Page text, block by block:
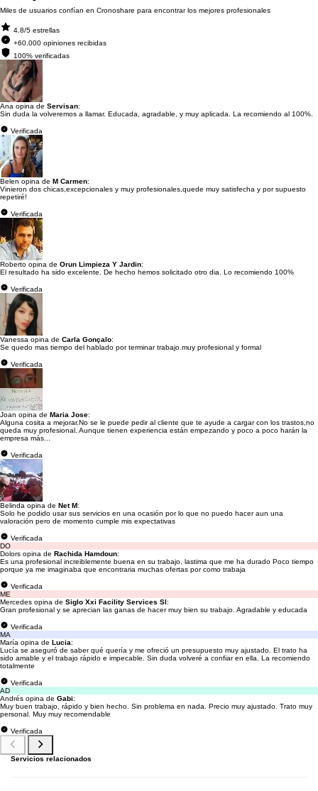
Miles de usuarios confían en Cronoshare para encontrar los mejores profesionales
4.8/5 estrellas
+60.000 opiniones recibidas
100% verificadas
Ana opina de Servisan:
Sin duda la volveremos a llamar. Educada, agradable, y muy aplicada. La recomiendo al 100%.
Verificada
Belen opina de M Carmen:
Vinieron dos chicas,excepcionales y muy profesionales,quede muy satisfecha y por supuesto
repetiré!
Verificada
Roberto opina de Orun Limpieza Y Jardin:
El resultado ha sido excelente. De hecho hemos solicitado otro dia. Lo recomiendo 100%
Verificada
Vanessa opina de Carla Gonçalo:
Se quedo mas tiempo del hablado por terminar trabajo.muy profesional y formal
Verificada
Joan opina de Maria Jose:
Alguna cosita a mejorar.No se le puede pedir al cliente que te ayude a cargar con los trastos,no
queda muy profesional. Aunque tienen experiencia están empezando y poco a poco harán la
empresa más...
Verificada
Belinda opina de Net M:
Solo he podido usar sus servicios en una ocasión por lo que no puedo hacer aun una
valoración pero de momento cumple mis expectativas
Verificada
DO
Dolors opina de Rachida Hamdoun:
Es una profesional increiblemente buena en su trabajo, lastima que me ha durado Poco tiempo
porque ya me imaginaba que encontraria muchas ofertas por como trabaja
Verificada
ME
Mercedes opina de Siglo Xxi Facility Services Sl:
Gran profesional y se aprecian las ganas de hacer muy bien su trabajo. Agradable y educada
Verificada
MA
María opina de Lucia:
Lucía se aseguró de saber qué quería y me ofreció un presupuesto muy ajustado. El trato ha
sido amable y el trabajo rápido e impecable. Sin duda volveré a confiar en ella. La recomiendo
totalmente
Verificada
AD
Andrés opina de Gabi:
Muy buen trabajo, rápido y bien hecho. Sin problema en nada. Precio muy ajustado. Trato muy
personal. Muy muy recomendable
Verificada
Servicios relacionados